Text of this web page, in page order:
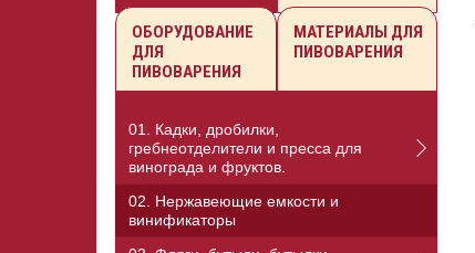
ОБОРУДОВАНИЕ
ДЛЯ
ПИВОВАРЕНИЯ
МАТЕРИАЛЫ ДЛЯ
ПИВОВАРЕНИЯ
01. Кадки, дробилки,
гребнеотделители и пресса для
винограда и фруктов.
02. Нержавеющие емкости и
винификаторы